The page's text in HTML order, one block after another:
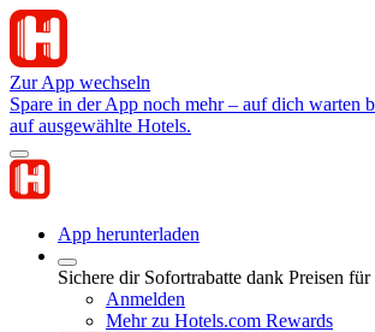
Zur App wechseln
Spare in der App noch mehr – auf dich warten
auf ausgewählte Hotels.
App herunterladen
Sichere dir Sofortrabatte dank Preisen
Anmelden
Mehr zu Hotels.com Rewards